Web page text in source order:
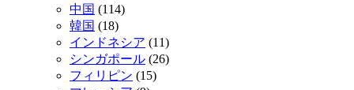
中国 (114)
韓国 (18)
インドネシア (11)
シンガポール (26)
フィリピン (15)